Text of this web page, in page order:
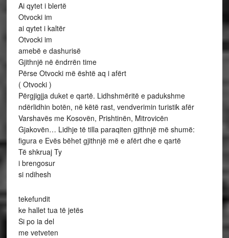
Ai qytet i blertë
Otvocki im
ai qytet i kaltër
Otvocki im
amebë e dashurisë
Gjithnjë në ëndrrën time
Përse Otvocki më është aq i afërt
( Otvocki )
Përgjigjja duket e qartë. Lidhshmëritë e padukshme
ndërlidhin botën, në këtë rast, vendverimin turistik afër
Varshavës me Kosovën, Prishtinën, Mitrovicën
Gjakovën… Lidhje të tilla paraqiten gjithnjë më shumë:
figura e Evës bëhet gjithnjë më e afërt dhe e qartë
Të shkruaj Ty
i brengosur
si ndihesh
tekefundit
ke hallet tua të jetës
Si po ia del
me vetveten